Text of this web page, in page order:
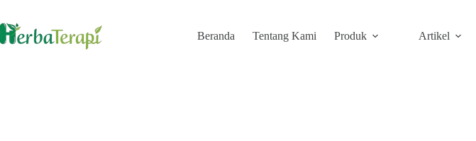
content
Beranda Tentang Kami Produk Artikel